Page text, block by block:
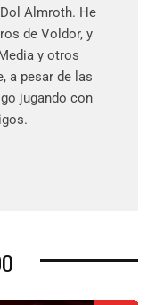
Almroth. He
de Voldor, y
y otros
a pesar de las
jugando con